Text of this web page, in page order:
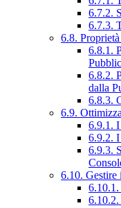
6.7.2.
6.7.3.
6.8.
6.8.1.
6.8.2.
dalla
6.8.3.
6.9.
6.9.1.
6.9.2.
6.9.3.
6.10. Gestire
6.10.1.